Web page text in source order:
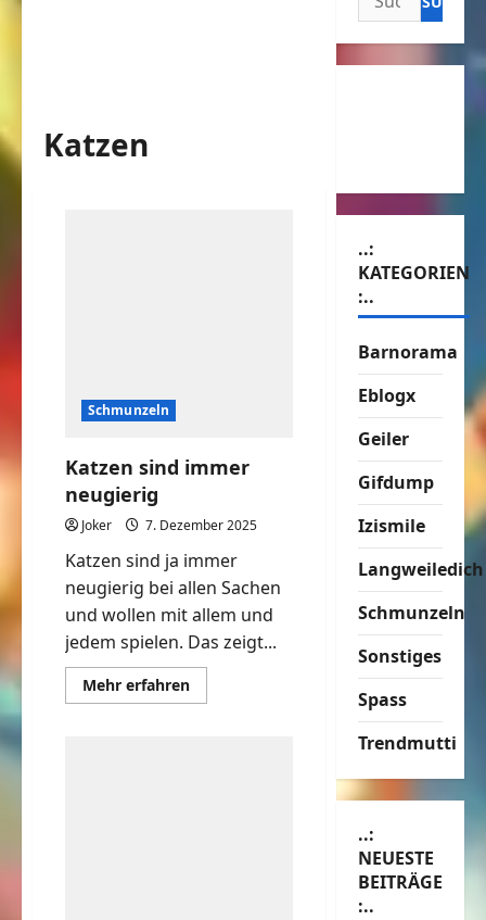
Katzen
Schmunzeln
Katzen sind immer
neugierig
Joker 7. Dezember 2025
Katzen sind ja immer
neugierig bei allen Sachen
und wollen mit allem und
jedem spielen. Das zeigt...
Mehr erfahrenMehr
Informationen
nach:
..:
KATEGORIEN
:..
Barnorama
Eblogx
Geiler
Gifdump
Izismile
Langweiledich
Schmunzeln
Sonstiges
Spass
Trendmutti
..:
NEUESTE
BEITRÄGE
:..